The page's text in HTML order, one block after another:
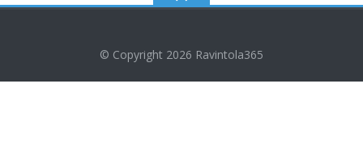
© Copyright 2026 Ravintola365